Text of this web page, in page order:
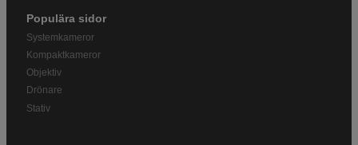
Populära sidor
Systemkameror
Kompaktkameror
Objektiv
Drönare
Stativ